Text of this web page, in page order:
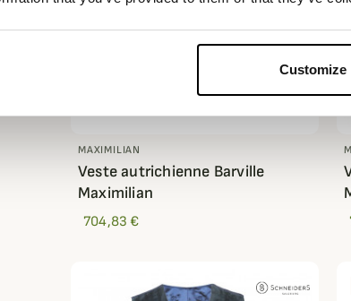
Customize
MAXIMILIAN
Veste autrichienne Barville
Maximilian
704,83 €